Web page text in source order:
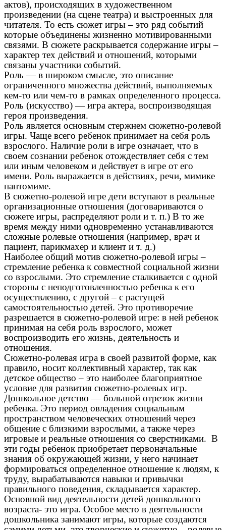
актов), происходящих в художественном
произведении (на сцене театра) и выстроенных для
читателя. То есть сюжет игры – это ряд событий
которые объединены жизненно мотивированными
связями. В сюжете раскрывается содержание игры –
характер тех действий и отношений, которыми
связаны участники событий.
Роль — в широком смысле, это описание
ограниченного множества действий, выполняемых
кем-то или чем-то в рамках определенного процесса.
Роль (искусство) — игра актера, воспроизводящая
героя произведения.
Роль является основным стержнем сюжетно-ролевой
игры. Чаще всего ребенок принимает на себя роль
взрослого. Наличие роли в игре означает, что в
своем сознании ребенок отождествляет себя с тем
или иным человеком и действует в игре от его
имени. Роль выражается в действиях, речи, мимике
пантомиме.
В сюжетно-ролевой игре дети вступают в реальные
организационные отношения (договариваются о
сюжете игры, распределяют роли и т. п.) В то же
время между ними одновременно устанавливаются
сложные ролевые отношения (например, врач и
пациент, парикмахер и клиент и т. д.)
Наиболее общий мотив сюжетно-ролевой игры –
стремление ребенка к совместной социальной жизни
со взрослыми. Это стремление сталкивается с одной
стороны с неподготовленностью ребенка к его
осуществлению, с другой – с растущей
самостоятельностью детей. Это противоречие
разрешается в сюжетно-ролевой игре: в ней ребенок
принимая на себя роль взрослого, может
воспроизводить его жизнь, деятельность и
отношения.
Сюжетно-ролевая игра в своей развитой форме, как
правило, носит коллективный характер, так как
детское общество – это наиболее благоприятное
условие для развития сюжетно-ролевых игр.
Дошкольное детство — большой отрезок жизни
ребенка. Это период овладения социальным
пространством человеческих отношений через
общение с близкими взрослыми, а также через
игровые и реальные отношения со сверстниками. В
эти годы ребенок приобретает первоначальные
знания об окружающей жизни, у него начинает
формироваться определенное отношение к людям, к
труду, вырабатываются навыки и привычки
правильного поведения, складывается характер.
Основной вид деятельности детей дошкольного
возраста- это игра. Особое место в деятельности
дошкольника занимают игры, которые создаются